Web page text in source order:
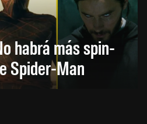
habrá más spin-
Spider-Man